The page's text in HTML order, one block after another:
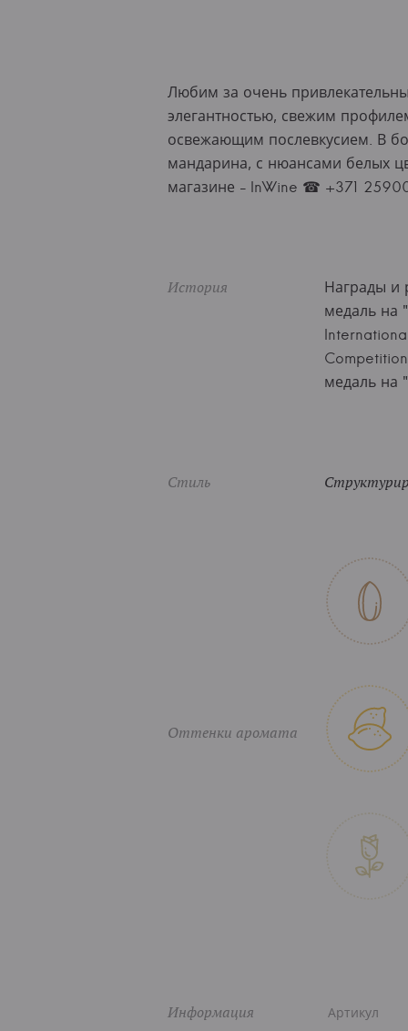
Любим за очень
элегантностью, свежим
освежающим послевкусием. В
мандарина, с нюансами белых
магазине - InWine ☎ +371
История
Награды и
медаль на
медаль на
Стиль
Оттенки аромата
Информация Артикул